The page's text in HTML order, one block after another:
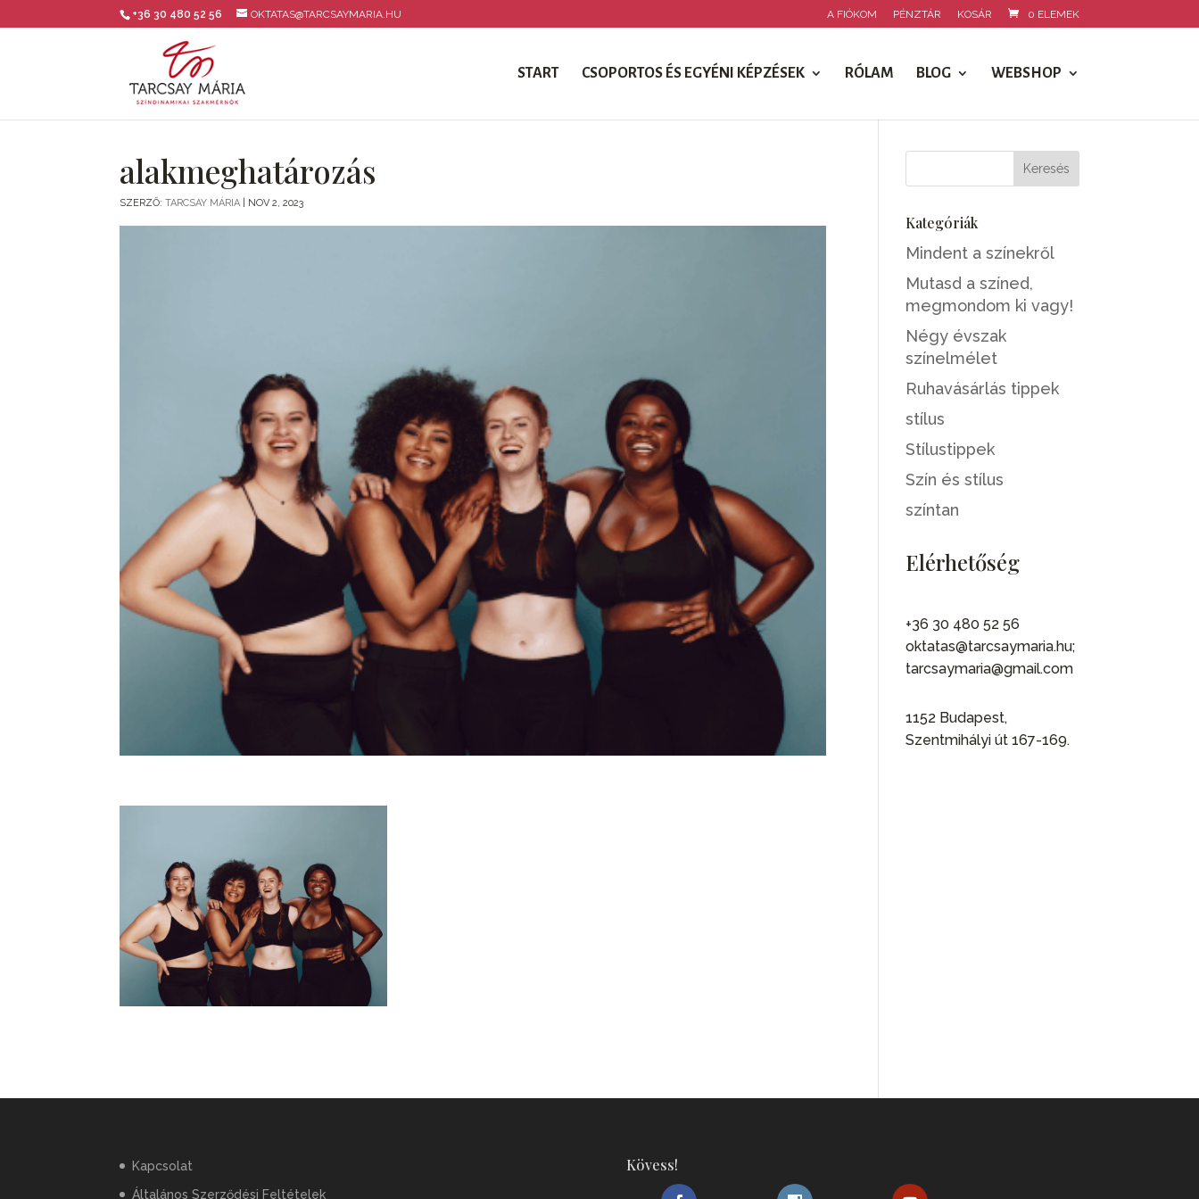
+36 30 480 52 56 OKTATAS@TARCSAYMARIA.HU A FIÓKOM PÉNZTÁR KOSÁR 0 ELEMEK
START CSOPORTOS ÉS EGYÉNI KÉPZÉSEK RÓLAM BLOG WEBSHOP
alakmeghatározás
SZERZŐ:TARCSAY MÁRIA NOV 2, 2023
Kategóriák
Mindent a színekről
Mutasd a színed,
megmondom ki vagy!
Négy évszak
színelmélet
Ruhavásárlás tippek
stílus
Stílustippek
Szín és stílus
színtan
Elérhetőség
+36 30 480 52 56
oktatas@tarcsaymaria.hu;
tarcsaymaria@gmail.com
1152 Budapest,
Szentmihályi út 167-169.
Kapcsolat
Általános Szerződési Feltételek
Kövess!